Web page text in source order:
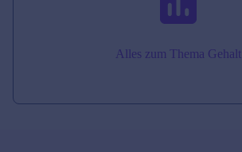
Alles zum Thema Gehalt